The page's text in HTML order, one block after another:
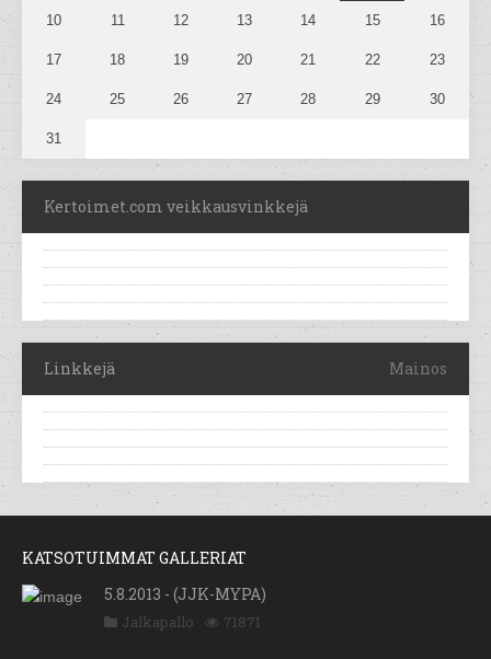
10 11 12 13 14 15 16
17 18 19 20 21 22 23
24 25 26 27 28 29 30
31
Kertoimet.com veikkausvinkkejä
Linkkejä Mainos
KATSOTUIMMAT GALLERIAT
5.8.2013 - (JJK-MYPA)
Jalkapallo 71871